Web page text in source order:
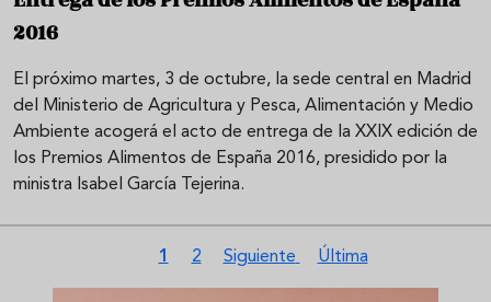
2016
El próximo martes, 3 de octubre, la sede central en Madrid
del Ministerio de Agricultura y Pesca, Alimentación y Medio
Ambiente acogerá el acto de entrega de la XXIX edición de
los Premios Alimentos de España 2016, presidido por la
ministra Isabel García Tejerina.
Página actual
1 Página
2 Siguiente página
Siguiente Última página
Última